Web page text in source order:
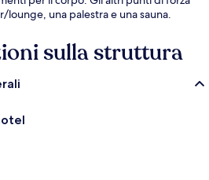
una palestra e una sauna.
sulla struttura